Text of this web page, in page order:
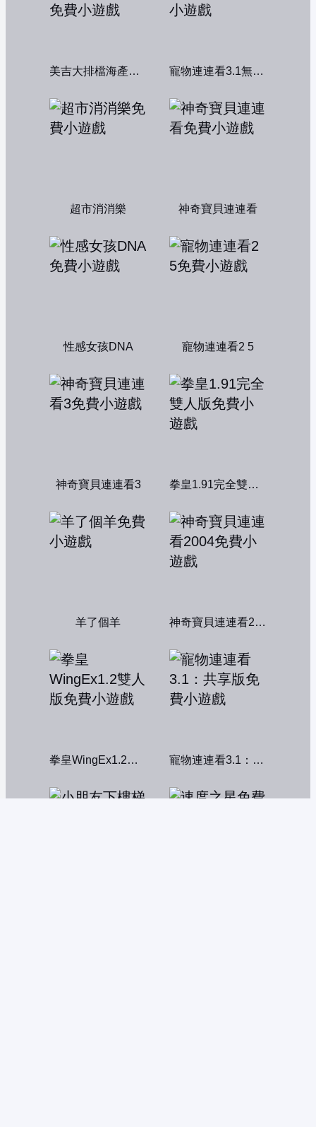
美吉大排檔海產店：中文版 寵物連連看3.1無敵版
超市消消樂 神奇寶貝連連看
性感女孩DNA 寵物連連看2 5
神奇寶貝連連看3 拳皇1.91完全雙人版
羊了個羊 神奇寶貝連連看2004
拳皇WingEx1.2雙人版 寵物連連看3.1：共享版